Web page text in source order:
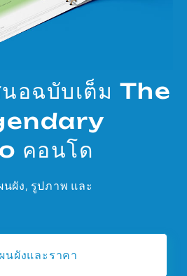
นอฉบับเต็ม The
คอนโด
ผัง, รูปภาพ และ
นผังและราคา